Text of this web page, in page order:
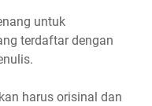
untuk
terdaftar dengan
harus orisinal dan